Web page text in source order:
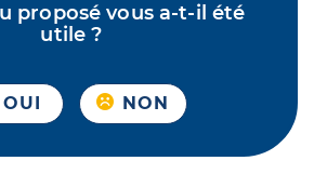
proposé vous a-t-il été
utile ?
OUI NON